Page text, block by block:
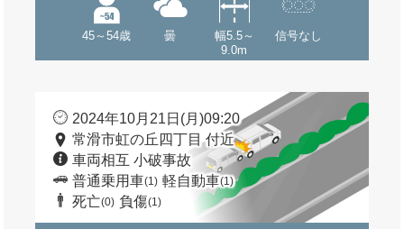
45～54歳 曇
幅5.5～
9.0m
信号なし
2024年10月21日(月)09:20
常滑市虹の丘四丁目 付近
車両相互 小破事故
普通乗用車(1) 軽自動車(1)
死亡(0) 負傷(1)